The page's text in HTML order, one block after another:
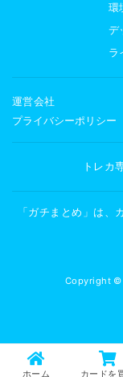
ホーム カードを
環
デ
ラ
運営会社
プライバシーポリシー
トレカ
「ガチまとめ」は、
Copyright ©